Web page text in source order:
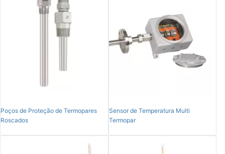
Poços de Proteção de Termopares
Roscados
Sensor de Temperatura Multi
Termopar